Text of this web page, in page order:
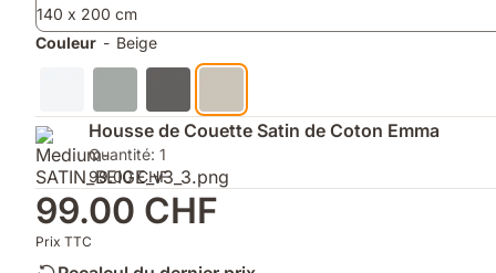
de
la
frottements
avec
les
cheveux
140 x 200 cm
Couleur - Beige
Housse de Couette Satin de Coton Emma
Quantité: 1
99.00 CHF
99.00 CHF
Prix TTC